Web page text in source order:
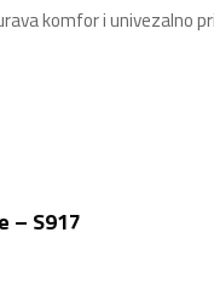
komfor i univezalno
– S917